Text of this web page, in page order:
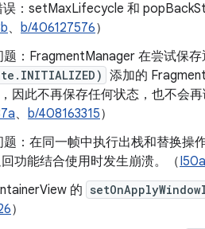
：setMaxLifecycle 和
、 b/406127576）
：FragmentManager 在尝试保存
添加的
，因此不再保存任何状态，也不会
、 b/408163315）
：在同一帧中执行出栈和替换操
功能结合使用时发生崩溃。（
的
）